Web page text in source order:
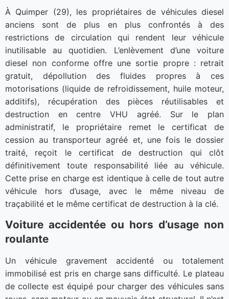
À Quimper (29), les propriétaires de véhicules diesel
anciens sont de plus en plus confrontés à des
restrictions de circulation qui rendent leur véhicule
inutilisable au quotidien. L’enlèvement d’une voiture
diesel non conforme offre une sortie propre : retrait
gratuit, dépollution des fluides propres à ces
motorisations (liquide de refroidissement, huile moteur,
additifs), récupération des pièces réutilisables et
destruction en centre VHU agréé. Sur le plan
administratif, le propriétaire remet le certificat de
cession au transporteur agréé et, une fois le dossier
traité, reçoit le certificat de destruction qui clôt
définitivement toute responsabilité liée au véhicule.
Cette prise en charge est identique à celle de tout autre
véhicule hors d’usage, avec le même niveau de
traçabilité et le même certificat de destruction à la clé.
Voiture accidentée ou hors d’usage non
roulante
Un véhicule gravement accidenté ou totalement
immobilisé est pris en charge sans difficulté. Le plateau
de collecte est équipé pour charger des véhicules sans